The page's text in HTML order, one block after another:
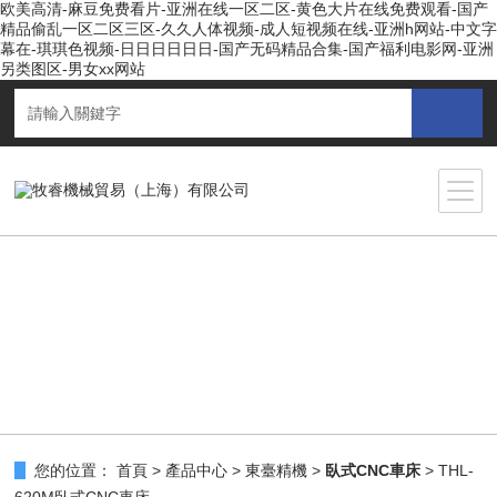
欧美高清-麻豆免费看片-亚洲在线一区二区-黄色大片在线免费观看-国产
精品偷乱一区二区三区-久久人体视频-成人短视频在线-亚洲h网站-中文字
幕在-琪琪色视频-日日日日日日-国产无码精品合集-国产福利电影网-亚洲
另类图区-男女xx网站
您的位置： 首頁 > 產品中心 >東臺精機 > 臥式CNC車床 > THL-